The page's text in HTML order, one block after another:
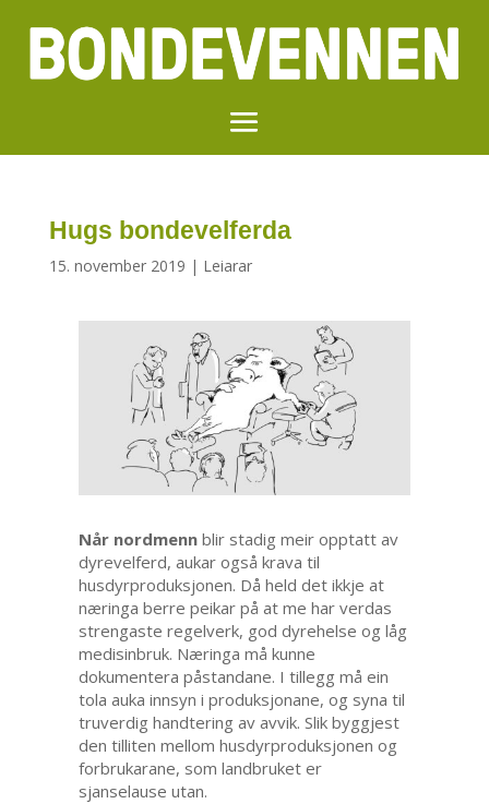
Hugs bondevelferda
15. november 2019 | Leiarar
Når nordmennblir stadig meir opptatt av
dyrevelferd, aukar også krava til
husdyrproduksjonen. Då held det ikkje at
næringa berre peikar på at me har verdas
strengaste regelverk, god dyrehelse og låg
medisinbruk. Næringa må kunne
dokumentera påstandane. I tillegg må ein
tola auka innsyn i produksjonane, og syna til
truverdig handtering av avvik. Slik byggjest
den tilliten mellom husdyrproduksjonen og
forbrukarane, som landbruket er
sjanselause utan.